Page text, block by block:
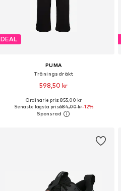
DEAL
PUMA
Träningsdräkt
598,50 kr
Tillgängliga storlekar: XS, S, M, L, XL
Lägg till i varukorgen
Ordinarie pris: 855,00 kr
Senaste lägsta pris:684,00 kr-12%